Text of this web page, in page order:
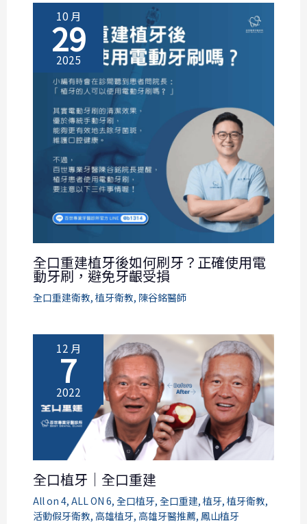
10 月
29
2025
全口重建植牙後如何刷牙？正確使用電
動牙刷，避免牙齦受損
全口重建衛教,植牙衛教, 陳谷銘醫師
12 月
7
2022
全口植牙｜全口重建
All on 4,ALL ON 6,全口植牙,全口重建,植牙,植牙衛教,
活動假牙衛教, 高雄植牙, 高雄牙醫推薦,鳳山植牙